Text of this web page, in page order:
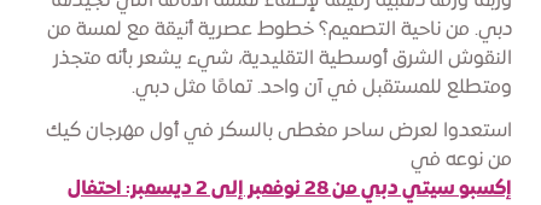
دبي. من ناحية التصميم؟ خطوط عصرية أنيقة مع لمسة من
النقوش الشرق أوسطية التقليدية، شيء يشعر بأنه متجذر
ومتطلع للمستقبل في آن واحد. تمامًا مثل دبي.
استعدوا لعرض ساحر مغطى بالسكر في أول مهرجان كيك
من نوعه في
إكسبو سيتي دبي من 28 نوفمبر إلى 2 ديسمبر: احتفال